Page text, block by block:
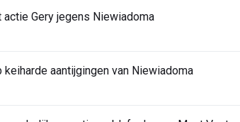
Gery jegens Niewiadoma
aantijgingen van Niewiadoma